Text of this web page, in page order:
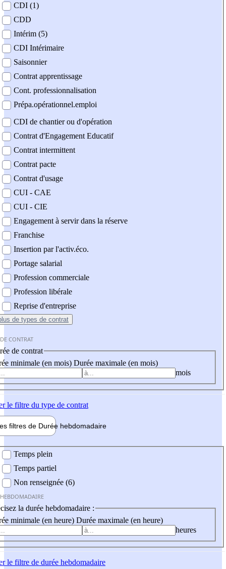
contrat
CDI (1)
CDD
Intérim (5)
CDI Intérimaire
Saisonnier
Contrat apprentissage
Cont. professionnalisation
Prépa.opérationnel.emploi
CDI de chantier ou d'opération
Contrat d'Engagement Educatif
Contrat intermittent
Contrat pacte
Contrat d'usage
CUI - CAE
CUI - CIE
Engagement à servir dans la réserve
Franchise
Insertion par l'activ.éco.
Portage salarial
Profession commerciale
Profession libérale
Reprise d'entreprise
de types de contrat
CONTRAT
de contrat
minimale (en mois) Durée maximale (en mois)
mois
le filtre du type de contrat
filtres de Durée hebdomadaire
Temps plein
Temps partiel
Non renseignée (6)
la durée hebdomadaire :
minimale (en heure) Durée maximale (en heure)
heures
le filtre de durée hebdomadaire